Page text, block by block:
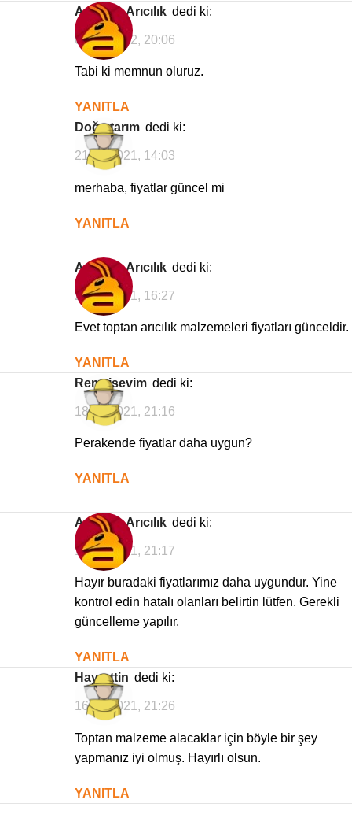
Avrasya Arıcılık dedi ki:
06/01/2022, 20:06
Tabi ki memnun oluruz.
YANITLA
doğa tarım dedi ki:
21/06/2021, 14:03
merhaba, fiyatlar güncel mi
YANITLA
Avrasya Arıcılık dedi ki:
21/06/2021, 16:27
Evet toptan arıcılık malzemeleri fiyatları günceldir.
YANITLA
remzisevim dedi ki:
18/03/2021, 21:16
Perakende fiyatlar daha uygun?
YANITLA
Avrasya Arıcılık dedi ki:
18/03/2021, 21:17
Hayır buradaki fiyatlarımız daha uygundur. Yine
kontrol edin hatalı olanları belirtin lütfen. Gerekli
güncelleme yapılır.
YANITLA
Hayrettin dedi ki:
16/02/2021, 21:26
Toptan malzeme alacaklar için böyle bir şey
yapmanız iyi olmuş. Hayırlı olsun.
YANITLA